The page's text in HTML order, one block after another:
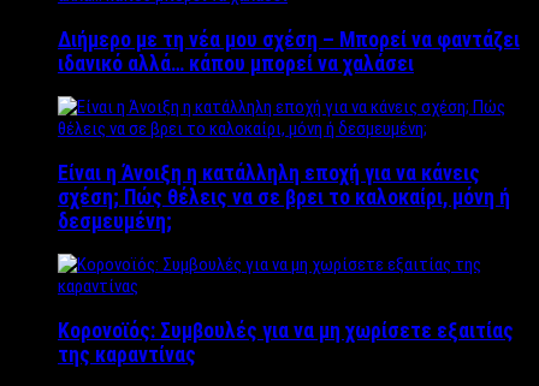
Διήμερο με τη νέα μου σχέση – Μπορεί να φαντάζει
ιδανικό αλλά… κάπου μπορεί να χαλάσει
Είναι η Άνοιξη η κατάλληλη εποχή για να κάνεις
σχέση; Πώς θέλεις να σε βρει το καλοκαίρι, μόνη ή
δεσμευμένη;
Κορονοϊός: Συμβουλές για να μη χωρίσετε εξαιτίας
της καραντίνας